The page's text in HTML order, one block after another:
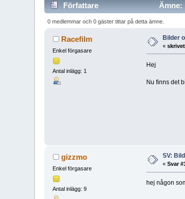
Författare Ämne:
0 medlemmar och 0 gäster tittar på detta ämne.
Racefilm
Enkel förgasare
Antal inlägg: 1
Bilder
«
Hej
Nu finns det
gizzmo
Enkel förgasare
Antal inlägg: 9
SV:
«Svar
hej någon